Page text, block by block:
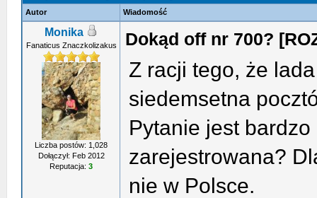
Autor Wiadomość
Monika
Fanaticus Znaczkolizakus
Liczba postów: 1,028
Dołączył: Feb 2012
Reputacja: 3
Dokąd off nr 700?
Z racji tego, że
siedemsetna
Pytanie jest
zarejestrowana?
nie w Polsce.